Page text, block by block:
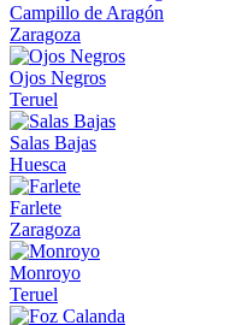
Campillo de Aragón
Zaragoza
Ojos Negros
Teruel
Salas Bajas
Huesca
Farlete
Zaragoza
Monroyo
Teruel